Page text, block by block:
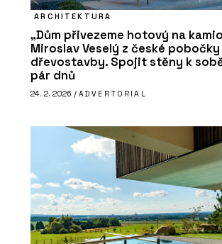
ARCHITEKTURA
„Dům přivezeme hotový na
Miroslav Veselý z české
dřevostavby. Spojit stěny k
pár dnů
24. 2. 2026 / ADVERTORIAL